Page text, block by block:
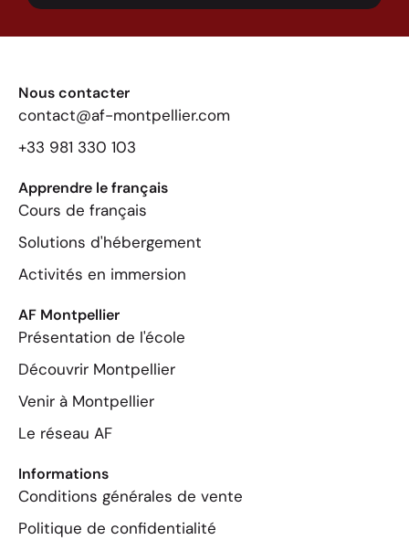
Nous contacter
contact@af-montpellier.com
+33 981 330 103
Apprendre le français
Cours de français
Solutions d'hébergement
Activités en immersion
AF Montpellier
Présentation de l'école
Découvrir Montpellier
Venir à Montpellier
Le réseau AF
Informations
Conditions générales de vente
Politique de confidentialité